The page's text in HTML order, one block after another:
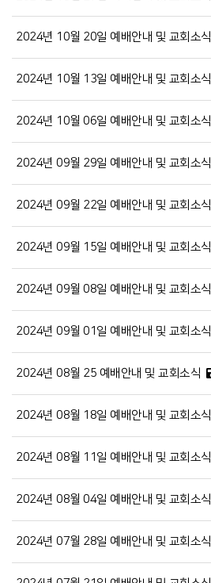
2024년 10월 20일 예배안내 및 교회소식
2024년 10월 13일 예배안내 및 교회소식
2024년 10월 06일 예배안내 및 교회소식
2024년 09월 29일 예배안내 및 교회소식
2024년 09월 22일 예배안내 및 교회소식
2024년 09월 15일 예배안내 및 교회소식
2024년 09월 08일 예배안내 및 교회소식
2024년 09월 01일 예배안내 및 교회소식
2024년 08월 25 예배안내 및 교회소식
2024년 08월 18일 예배안내 및 교회소식
2024년 08월 11일 예배안내 및 교회소식
2024년 08월 04일 예배안내 및 교회소식
2024년 07월 28일 예배안내 및 교회소식